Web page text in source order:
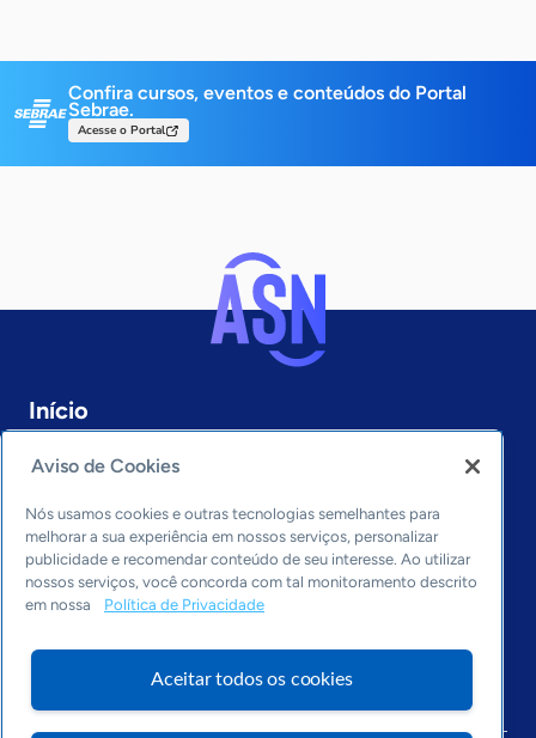
Confira cursos, eventos e conteúdos do Portal
Sebrae.
Acesse o Portal
Início
Minas Gerais
Sobre a ASN
Entre em contato
Editorias
Economia & Política
Cultura empreendedora
Arquivo
Aviso de Cookies
Nós usamos cookies e outras tecnologias semelhantes para
melhorar a sua experiência em nossos serviços, personalizar
publicidade e recomendar conteúdo de seu interesse. Ao utilizar
nossos serviços, você concorda com tal monitoramento descrito
em nossa
Política de Privacidade
Aceitar todos os cookies